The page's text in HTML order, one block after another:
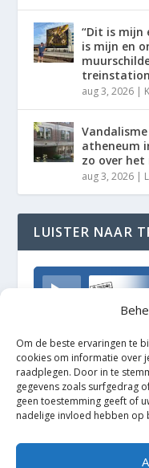
Om de beste ervaringen te
cookies om informatie over
raadplegen. Door in te
gegevens zoals surfgedrag
geen toestemming geeft of
nadelige invloed hebben op
“Dit is mijn
is mijn en
aug 3, 2026 |
atheneum
zo over
aug 3, 2026 |
LUISTER NAAR